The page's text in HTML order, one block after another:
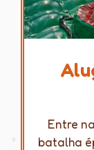
Entre
batalha